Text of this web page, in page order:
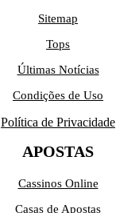
Sitemap
Tops
Últimas Notícias
Condições de Uso
Política de Privacidade
APOSTAS
Cassinos Online
Casas de Apostas